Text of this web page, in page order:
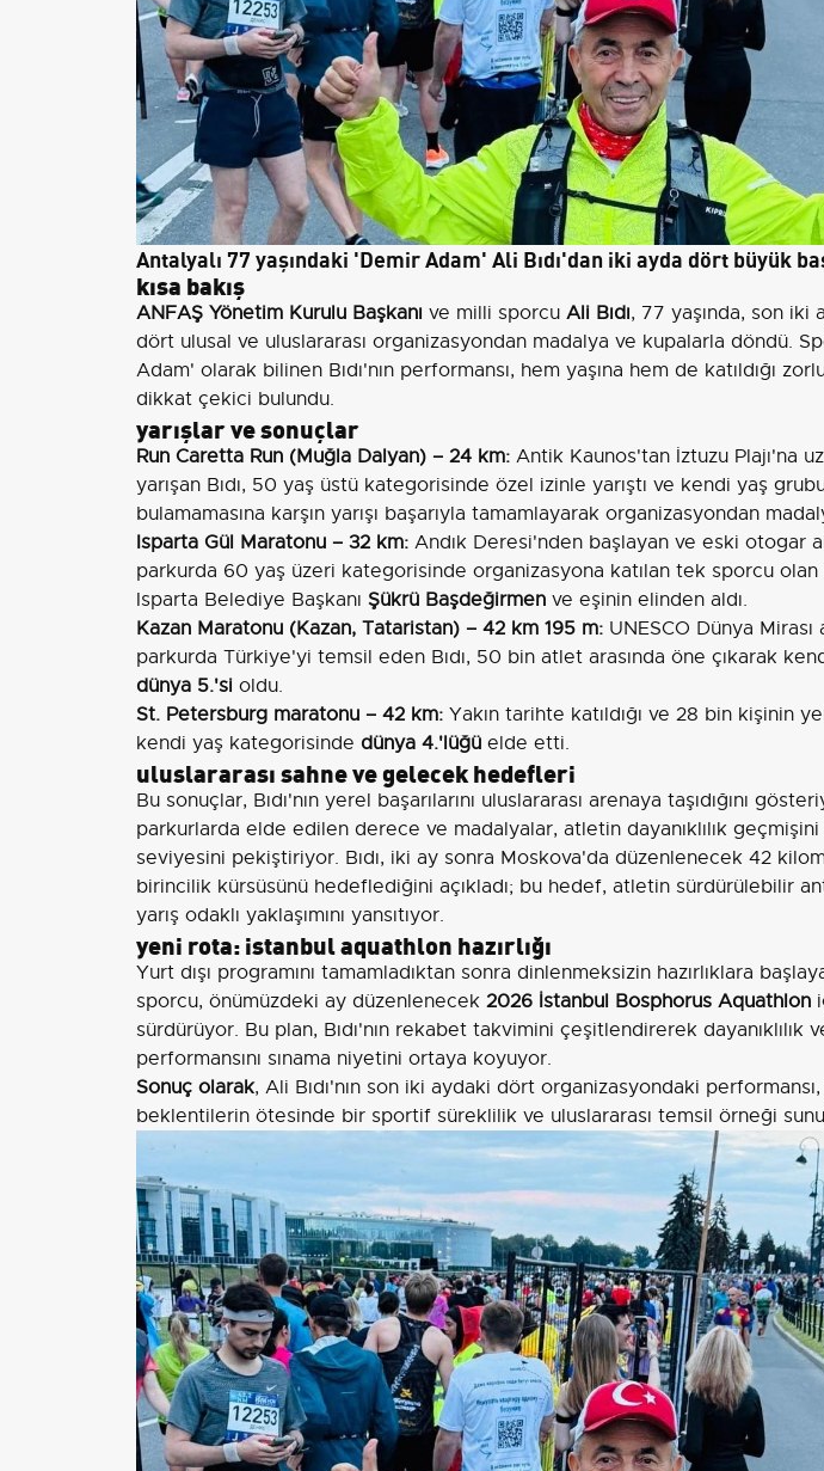
Antalyalı 77 yaşındaki 'Demir Adam' Ali Bıdı'dan iki ayda dört büyük
kısa bakış
ANFAŞ Yönetim Kurulu Başkanı ve milli sporcu Ali Bıdı, 77 yaşında, son iki
dört ulusal ve uluslararası organizasyondan madalya ve kupalarla döndü.
Adam' olarak bilinen Bıdı'nın performansı, hem yaşına hem de katıldığı
dikkat çekici bulundu.
yarışlar ve sonuçlar
Run Caretta Run (Muğla Dalyan) – 24 km: Antik Kaunos'tan İztuzu Plajı'na
yarışan Bıdı, 50 yaş üstü kategorisinde özel izinle yarıştı ve kendi yaş
bulamamasına karşın yarışı başarıyla tamamlayarak organizasyondan
Isparta Gül Maratonu – 32 km: Andık Deresi'nden başlayan ve eski otogar
parkurda 60 yaş üzeri kategorisinde organizasyona katılan tek sporcu olan
Isparta Belediye Başkanı Şükrü Başdeğirmen ve eşinin elinden aldı.
Kazan Maratonu (Kazan, Tataristan) – 42 km 195 m: UNESCO Dünya Mirası
parkurda Türkiye'yi temsil eden Bıdı, 50 bin atlet arasında öne çıkarak
dünya 5.'si oldu.
St. Petersburg maratonu – 42 km: Yakın tarihte katıldığı ve 28 bin kişinin yer
kendi yaş kategorisinde dünya 4.'lüğü elde etti.
uluslararası sahne ve gelecek hedefleri
Bu sonuçlar, Bıdı'nın yerel başarılarını uluslararası arenaya taşıdığını
parkurlarda elde edilen derece ve madalyalar, atletin dayanıklılık
seviyesini pekiştiriyor. Bıdı, iki ay sonra Moskova'da düzenlenecek 42
birincilik kürsüsünü hedeflediğini açıkladı; bu hedef, atletin sürdürülebilir
yarış odaklı yaklaşımını yansıtıyor.
yeni rota: istanbul aquathlon hazırlığı
Yurt dışı programını tamamladıktan sonra dinlenmeksizin hazırlıklara
sporcu, önümüzdeki ay düzenlenecek 2026 İstanbul Bosphorus Aquathlon
sürdürüyor. Bu plan, Bıdı'nın rekabet takvimini çeşitlendirerek dayanıklılık
performansını sınama niyetini ortaya koyuyor.
Sonuç olarak, Ali Bıdı'nın son iki aydaki dört organizasyondaki performansı,
beklentilerin ötesinde bir sportif süreklilik ve uluslararası temsil örneği